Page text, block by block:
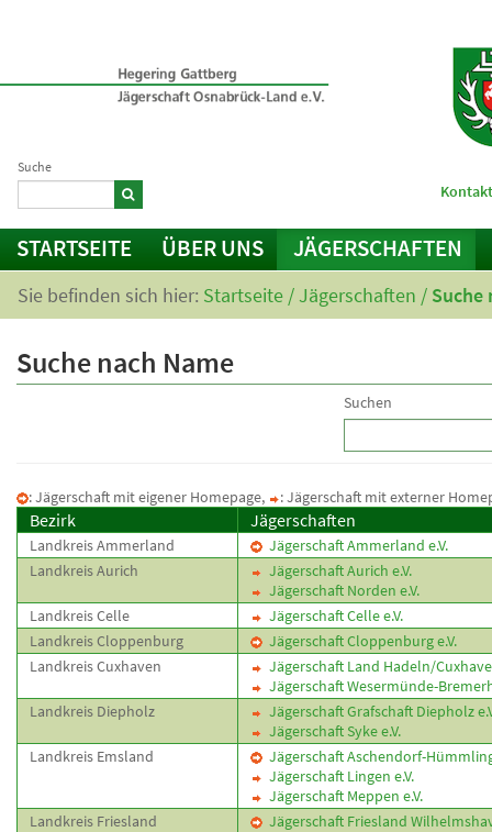
Suche
STARTSEITE ÜBER UNS JÄGERSCHAFTEN
Sie befinden sich hier: Startseite /Jägerschaften / Suche
Suche nach Name
Suchen
: Jägerschaft mit eigener Homepage, : Jägerschaft mit externer
Bezirk Jägerschaften
Landkreis Ammerland
Jägerschaft Ammerland e.V.
Landkreis Aurich
Jägerschaft Aurich e.V.
Jägerschaft Norden e.V.
Landkreis Celle
Jägerschaft Celle e.V.
Landkreis Cloppenburg
Jägerschaft Cloppenburg e.V.
Landkreis Cuxhaven
Jägerschaft Land Hadeln/
Jägerschaft Wesermünde-
Landkreis Diepholz
Jägerschaft Grafschaft Diepholz
Jägerschaft Syke e.V.
Landkreis Emsland
Jägerschaft Aschendorf-
Jägerschaft Lingen e.V.
Jägerschaft Meppen e.V.
Landkreis Friesland
Jägerschaft Friesland